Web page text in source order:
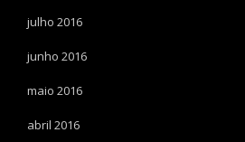
julho 2016
junho 2016
maio 2016
abril 2016